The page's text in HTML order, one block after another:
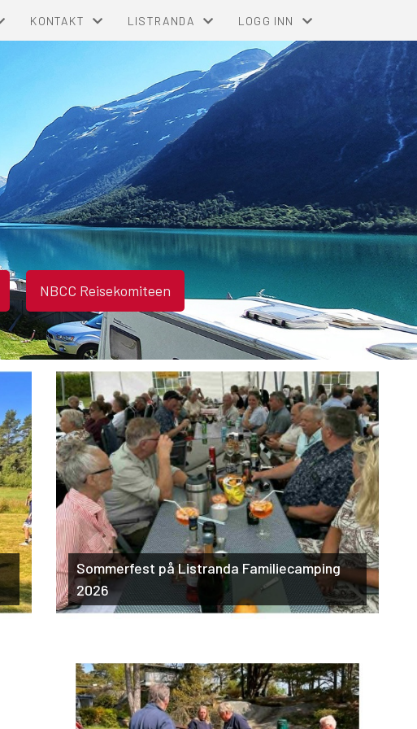
KONTAKT
AVDELINGSSTYRET
LISTRANDA
ÅRSHJUL
PLASS-KOMITÉ
ALLMANNAMØTER
TOMTEKART LI
SKJEMAER/SØKNADER
EGENERKLÆRING
LOGG INN
FOR MEDLEMMER
NBCC Reisekomiteen
Sommerfest på Listranda Familiecamping
2026